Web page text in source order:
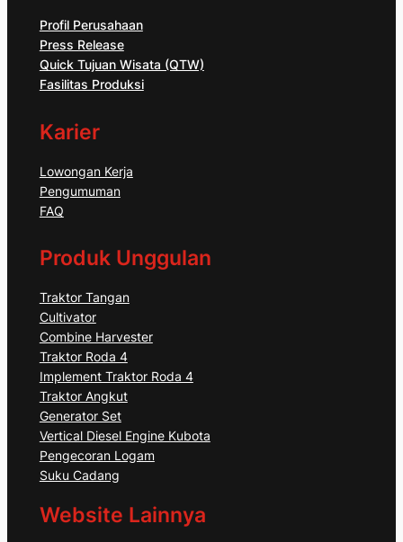
Profil Perusahaan
Press Release
Quick Tujuan Wisata (QTW)
Fasilitas Produksi
Karier
Lowongan Kerja
Pengumuman
FAQ
Produk Unggulan
Traktor Tangan
Cultivator
Combine Harvester
Traktor Roda 4
Implement Traktor Roda 4
Traktor Angkut
Generator Set
Vertical Diesel Engine Kubota
Pengecoran Logam
Suku Cadang
Website Lainnya